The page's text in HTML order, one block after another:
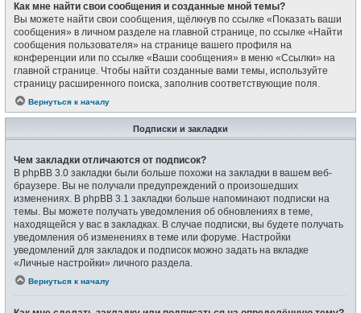
Как мне найти свои сообщения и созданные мной темы?
Вы можете найти свои сообщения, щёлкнув по ссылке «Показать ваши
сообщения» в личном разделе на главной странице, по ссылке «Найти
сообщения пользователя» на странице вашего профиля на
конференции или по ссылке «Ваши сообщения» в меню «Ссылки» на
главной странице. Чтобы найти созданные вами темы, используйте
страницу расширенного поиска, заполнив соответствующие поля.
Вернуться к началу
Подписки и закладки
Чем закладки отличаются от подписок?
В phpBB 3.0 закладки были больше похожи на закладки в вашем веб-
браузере. Вы не получали предупреждений о произошедших
изменениях. В phpBB 3.1 закладки больше напоминают подписки на
темы. Вы можете получать уведомления об обновлениях в теме,
находящейся у вас в закладках. В случае подписки, вы будете получать
уведомления об изменениях в теме или форуме. Настройки
уведомлений для закладок и подписок можно задать на вкладке
«Личные настройки» личного раздела.
Вернуться к началу